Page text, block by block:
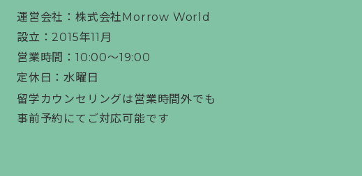
運営会社： 株式会社Morrow World
設立： 2015年11月
営業時間： 10:00〜19:00
定休日：水曜日
留学カウンセリングは営業時間外でも
事前予約にてご対応可能です